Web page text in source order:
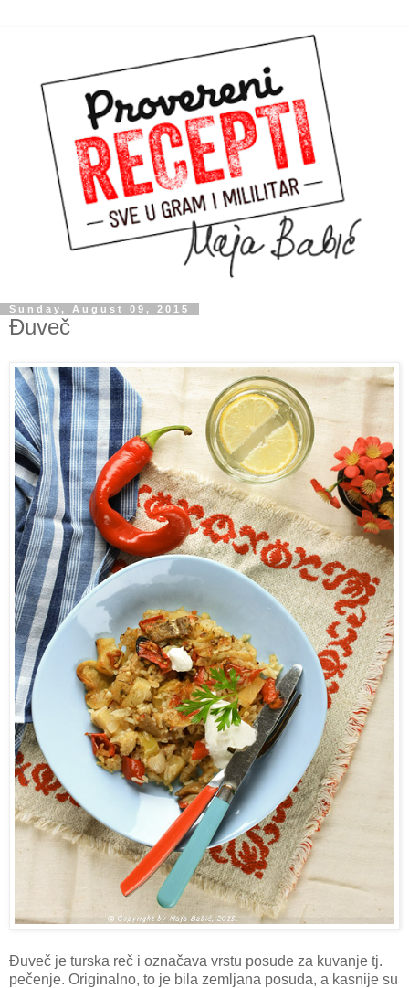
Sunday, August 09, 2015
Đuveč
Đuveč je turska reč i označava vrstu posude za kuvanje tj.
pečenje. Originalno, to je bila zemljana posuda, a kasnije su